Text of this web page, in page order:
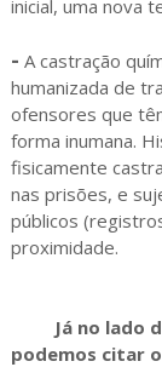
inicial, uma nova
- A castração
humanizada de
ofensores que
forma inumana.
fisicamente
nas prisões, e
públicos
proximidade.
Já no lado
podemos citar